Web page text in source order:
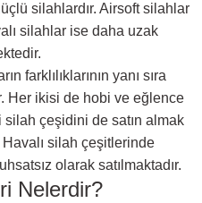
silahlardır. Airsoft silahlar
silahlar ise daha uzak
farklılıklarının yanı sıra
Her ikisi de hobi ve eğlence
silah çeşidini de satın almak
silah çeşitlerinde
olarak satılmaktadır.
Nelerdir?